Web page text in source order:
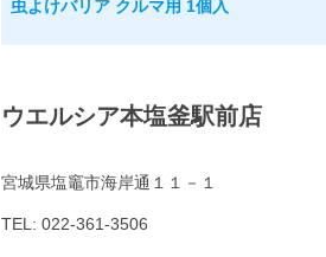
虫よけバリア クルマ用 1個入
ウエルシア本塩釜駅前店
宮城県塩竈市海岸通１１－１
TEL: 022-361-3506